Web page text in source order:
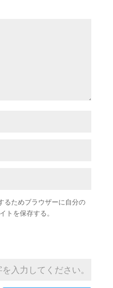
るためブラウザーに自分の
トを保存する。